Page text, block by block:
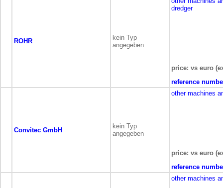
ROHR
kein Typ
angegeben
dredger
price: vs euro
reference
Convitec GmbH
kein Typ
angegeben
other machines
price: vs euro
reference
other machines